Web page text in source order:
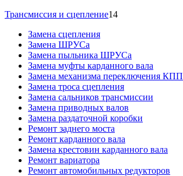
Трансмиссия и сцепление14
Замена сцепления
Замена ШРУСа
Замена пыльника ШРУСа
Замена муфты карданного вала
Замена механизма переключения КПП
Замена троса сцепления
Замена сальников трансмиссии
Замена приводных валов
Замена раздаточной коробки
Ремонт заднего моста
Ремонт карданного вала
Замена крестовин карданного вала
Ремонт вариатора
Ремонт автомобильных редукторов